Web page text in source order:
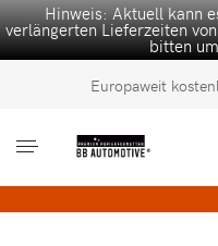
Hinweis: Aktuell kann
verlängerten Lieferzeiten
bitten
Europaweit